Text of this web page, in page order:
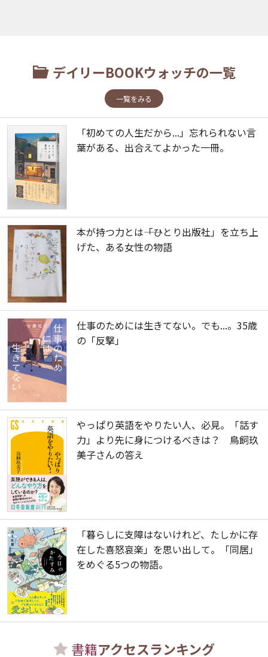
デイリーBOOKウォッチの一覧
一覧をみる
「初めての人生だから...」忘れられない言
葉がある、出合えてよかった一冊。
本が持つ力とは――「ひとり出版社」を立ち上
げた、ある女性の物語
仕事のためには生きてない。でも...。35歳
の「反撃」
やっぱり英語をやりたい人、必見。「話す
力」より先に身につけるべきは？ 鳥飼玖
美子さんの答え
「暮らしに支障はないけれど、たしかに存
在した喜怒哀楽」を思い出して。「同居」
をめぐる5つの物語。
書籍アクセスランキング